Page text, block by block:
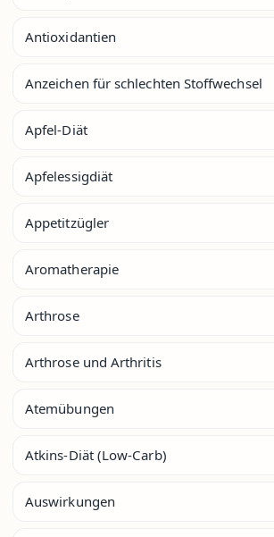
Antioxidantien
Anzeichen für schlechten Stoffwechsel
Apfel-Diät
Apfelessigdiät
Appetitzügler
Aromatherapie
Arthrose
Arthrose und Arthritis
Atemübungen
Atkins-Diät (Low-Carb)
Auswirkungen